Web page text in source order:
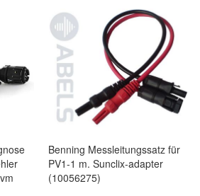
Benning Messleitungssatz für
PV1-1 m. Sunclix-adapter
(10056275)